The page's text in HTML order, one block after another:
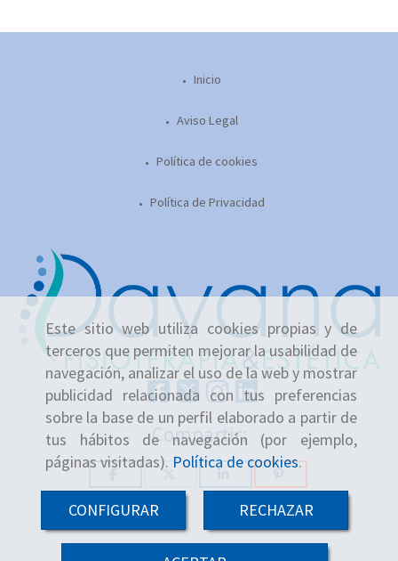
Este sitio web utiliza cookies propias y de
terceros que permiten mejorar la usabilidad de
navegación, analizar el uso de la web y mostrar
publicidad relacionada con tus preferencias
sobre la base de un perfil elaborado a partir de
tus hábitos de navegación (por ejemplo,
páginas visitadas). Política de cookies.
CONFIGURAR RECHAZAR
+
Inicio
Aviso Legal
Política de cookies
Política de Privacidad
Compartir: